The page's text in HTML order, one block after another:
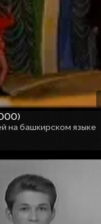
на башкирском языке